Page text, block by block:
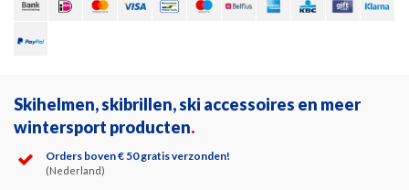
Skihelmen, skibrillen, ski accessoires en meer
wintersport producten.
Orders boven € 50 gratis verzonden!
(Nederland)